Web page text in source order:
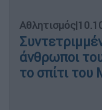
Αθλητισμός|
άνθρωποι
το σπίτι